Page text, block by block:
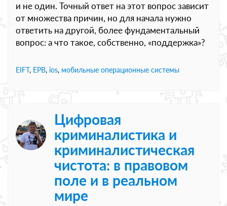
и не один. Точный ответ на этот вопрос зависит
от множества причин, но для начала нужно
ответить на другой, более фундаментальный
вопрос: а что такое, собственно, «поддержка»?
EIFT, EPB, ios, мобильные операционные системы
Цифровая
криминалистика и
криминалистическая
чистота: в правовом
поле и в реальном
мире